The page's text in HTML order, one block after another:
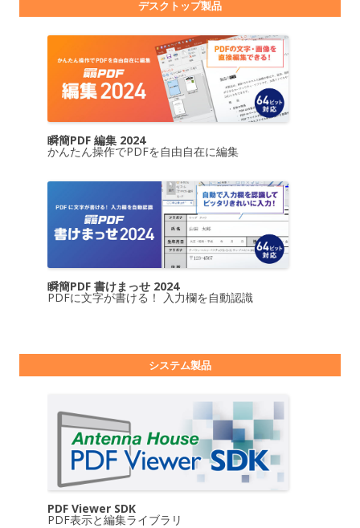
デスクトップ製品
瞬簡PDF 編集 2024
かんたん操作でPDFを自由自在に編集
瞬簡PDF 書けまっせ 2024
PDFに文字が書ける！ 入力欄を自動認識
システム製品
PDF Viewer SDK
PDF表示と編集ライブラリ